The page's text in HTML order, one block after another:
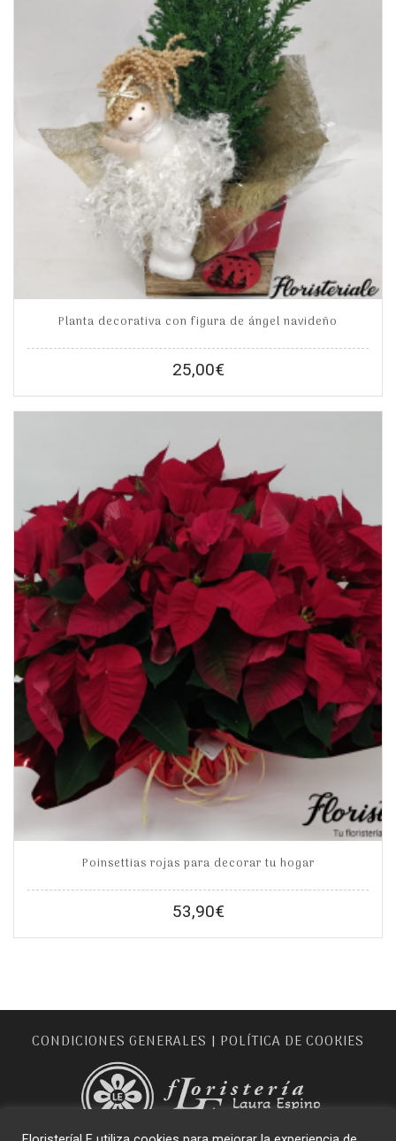
Planta decorativa con figura de ángel navideño
25,00€
Poinsettias rojas para decorar tu hogar
53,90€
CONDICIONES GENERALES | POLÍTICA DE COOKIES